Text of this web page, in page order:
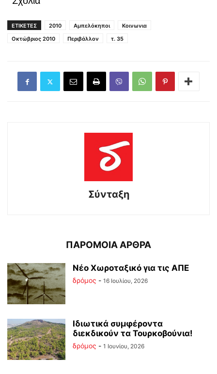
ΕΤΙΚΕΤΕΣ 2010 Αμπελόκηποι
Κοινωνια
Οκτώβριος 2010
Περιβάλλον τ. 35
Σύνταξη
ΠΑΡΟΜΟΙΑ ΑΡΘΡΑ
Νέο Χωροταξικό για τις ΑΠΕ
δρόμος - 16 Ιουλίου, 2026
Ιδιωτικά συμφέροντα
διεκδικούν τα Τουρκοβούνια!
δρόμος - 1 Ιουνίου, 2026